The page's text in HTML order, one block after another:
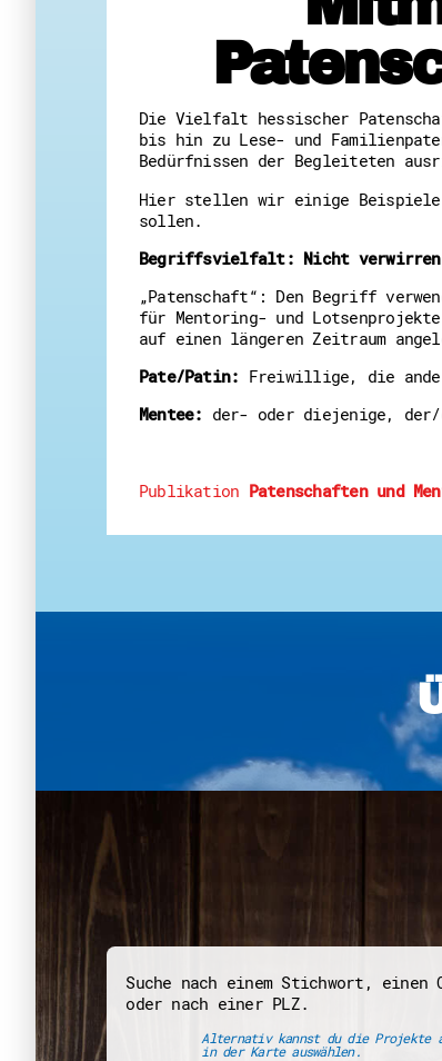
Die Vielfalt hessischer
bis hin zu Lese- und
Bedürfnissen der Begleiteten
Hier stellen wir einige Beispiele
sollen.
Begriffsvielfalt: Nicht verwirren
„Patenschaft“: Den Begriff
für Mentoring- und
auf einen längeren Zeitraum
Pate/Patin: Freiwillige, die
Mentee: der- oder diejenige,
Publikation Patenschaften und
Suche nach einem Stichwort, einen
oder nach einer PLZ.
Alternativ kannst du die Projekte
in der Karte auswählen.